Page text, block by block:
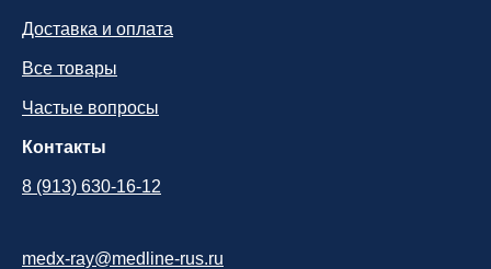
Доставка и оплата
Контакты
8 (913) 630-16-12
medx-ray@medline-rus.ru
Все товары
Частые вопросы